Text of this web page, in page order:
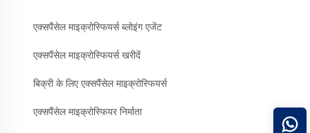
एक्सपैंसेल माइक्रोस्फियर्स ब्लोइंग एजेंट
एक्सपैंसेल माइक्रोस्फियर्स खरीदें
बिक्री के लिए एक्सपैंसेल माइक्रोस्फियर्स
एक्सपैंसेल माइक्रोस्फियर निर्माता